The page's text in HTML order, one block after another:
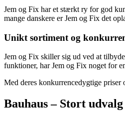
Jem og Fix har et stærkt ry for god
mange danskere er Jem og Fix det
Unikt sortiment og
Jem og Fix skiller sig ud ved at
funktioner, har Jem og Fix noget for
Med deres konkurrencedygtige
Bauhaus – Stort